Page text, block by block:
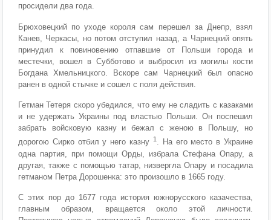
просидели два года.
Брюховецкий по уходе короля сам перешел за Днепр, взял
Канев, Черкасы, но потом отступил назад, а Чарнецкий опять
принудил к повиновению отпавшие от Польши города и
местечки, вошел в Субботово и выбросил из могилы кости
Богдана Хмельницкого. Вскоре сам Чарнецкий был опасно
ранен в одной стычке и сошел с поля действия.
Гетман Тетеря скоро убедился, что ему не сладить с казаками
и не удержать Украины под властью Польши. Он поспешил
забрать войсковую казну и бежал с женою в Польшу, но
дорогою Сирко отбил у него казну 1. На его место в Украине
одна партия, при помощи Орды, избрала Стефана Опару, а
другая, также с помощью татар, низвергла Опару и посадила
гетманом Петра Дорошенка: это произошло в 1665 году.
С этих пор до 1677 года история южнорусского казачества,
главным образом, вращается около этой личности.